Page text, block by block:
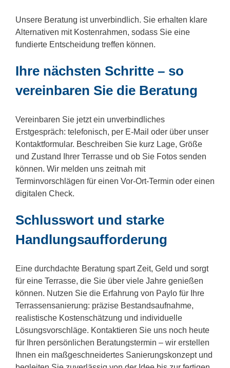
Unsere Beratung ist unverbindlich. Sie erhalten klare
Alternativen mit Kostenrahmen, sodass Sie eine
fundierte Entscheidung treffen können.
Ihre nächsten Schritte – so
vereinbaren Sie die Beratung
Vereinbaren Sie jetzt ein unverbindliches
Erstgespräch: telefonisch, per E-Mail oder über unser
Kontaktformular. Beschreiben Sie kurz Lage, Größe
und Zustand Ihrer Terrasse und ob Sie Fotos senden
können. Wir melden uns zeitnah mit
Terminvorschlägen für einen Vor-Ort-Termin oder einen
digitalen Check.
Schlusswort und starke
Handlungsaufforderung
Eine durchdachte Beratung spart Zeit, Geld und sorgt
für eine Terrasse, die Sie über viele Jahre genießen
können. Nutzen Sie die Erfahrung von Paylo für Ihre
Terrassensanierung: präzise Bestandsaufnahme,
realistische Kostenschätzung und individuelle
Lösungsvorschläge. Kontaktieren Sie uns noch heute
für Ihren persönlichen Beratungstermin – wir erstellen
Ihnen ein maßgeschneidertes Sanierungskonzept und